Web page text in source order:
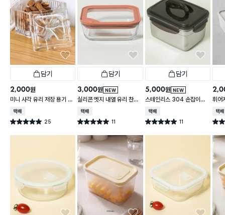
담기
2,000원
미니 사각 유리 저장 용기 13
0 ml
택배배송
별점 5.0점 25
건 작성
담기
NEW
3,000원
실리콘 엣지 내열 유리 찬통
550 ml
택배배송
별점 5.0점 11
건 작성
담기
NEW
5,000원
스테인리스 304 손잡이형
대용량 찬통 2.2 L
택배배송
별점 5.0점 11
건 작성
휘어
2 L
택배
별점